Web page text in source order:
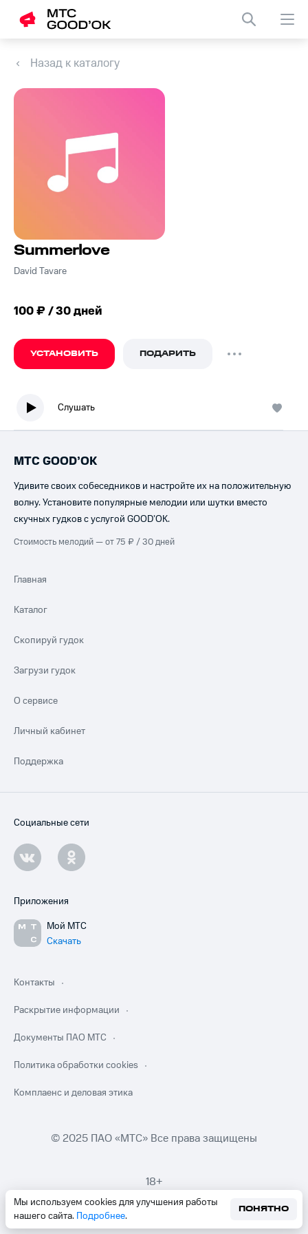
Назад к каталогу
Summerlove
David Tavare
100 ₽ / 30 дней
УСТАНОВИТЬ ПОДАРИТЬ
Слушать
Мы используем cookies для улучшения работы
нашего сайта. Подробнее.
ПОНЯТНО
МТС GOOD’OK
Удивите своих собеседников и настройте их на положительную
волну. Установите популярные мелодии или шутки вместо
скучных гудков с услугой GOOD’OK.
Стоимость мелодий — от 75 ₽ / 30 дней
Главная
Каталог
Скопируй гудок
Загрузи гудок
О сервисе
Личный кабинет
Поддержка
Социальные сети
Приложения
Мой МТС
Скачать
Контакты
Раскрытие информации
Документы ПАО МТС
Политика обработки cookies
Комплаенс и деловая этика
© 2025 ПАО «МТС» Все права защищены
18+